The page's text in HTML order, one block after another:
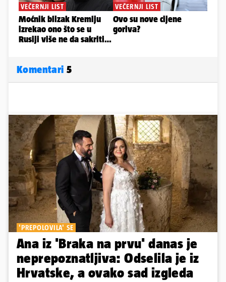
Komentari 5
'PREPOLOVILA' SE
Ana iz 'Braka na prvu' danas je
neprepoznatljiva: Odselila je iz
Hrvatske, a ovako sad izgleda